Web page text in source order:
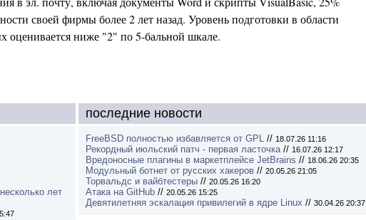
своей фирмы более 2 лет назад. Уровень подготовки в области
оценивается ниже "2" по 5-бальной шкале.
лет
последние новости
FreeBSD полностью избавляется от GPL // 18.07.26 11:16
Рекордный июльский патч - первая ласточка// 16.07.26 12:17
Вредоносные плагины в маркетплейсе JetBrains // 18.06.26 20:35
Модульный ботнет от русских хакеров // 20.05.26 21:05
Торвальдс и вайбтестеры // 20.05.26 16:20
Атака на GitHub // 20.05.26 15:25
Девятилетняя эскалация привилегий в ядре Linux // 30.04.26 20:37